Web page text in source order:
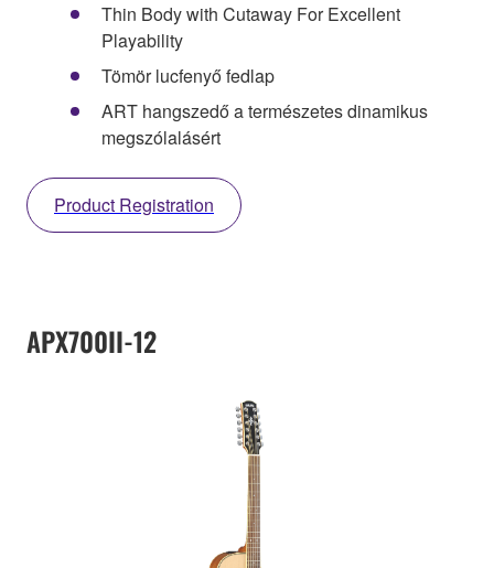
Thin Body with Cutaway For Excellent
Playability
Tömör lucfenyő fedlap
ART hangszedő a természetes dinamikus
megszólalásért
Product Registration
APX700II-12